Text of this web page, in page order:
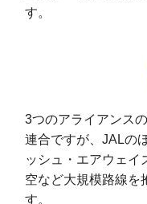
す。
3つのアライアンス
連合ですが、JALの
ッシュ・エアウェイ
空など大規模路線を
す。